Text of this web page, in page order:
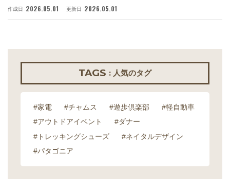
作成日 2026.05.01 更新日 2026.05.01
TAGS : 人気のタグ
#家電 #チャムス #遊歩倶楽部
#軽自動車
#アウトドアイベント
#ダナー
#トレッキングシューズ
#ネイタルデザイン
#パタゴニア